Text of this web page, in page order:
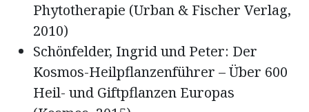
Phytotherapie (Urban & Fischer Verlag,
2010)
Schönfelder, Ingrid und Peter: Der
Kosmos-Heilpflanzenführer – Über 600
Heil- und Giftpflanzen Europas